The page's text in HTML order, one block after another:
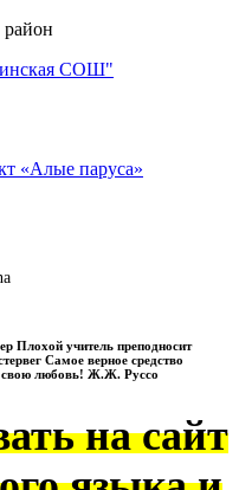
СОШ"
«Алые паруса»
Плохой учитель преподносит
Самое верное средство
свою любовь! Ж.Ж. Руссо
на сайт